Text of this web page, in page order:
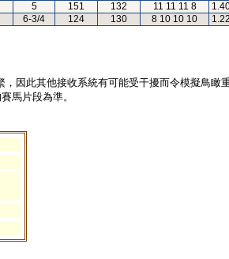
5 151 132 11 11 11 8
6-3/4 124 130 8 10 10 10
因此其他接收系統有可能受干擾而令模擬鳥瞰
馬片段為準。